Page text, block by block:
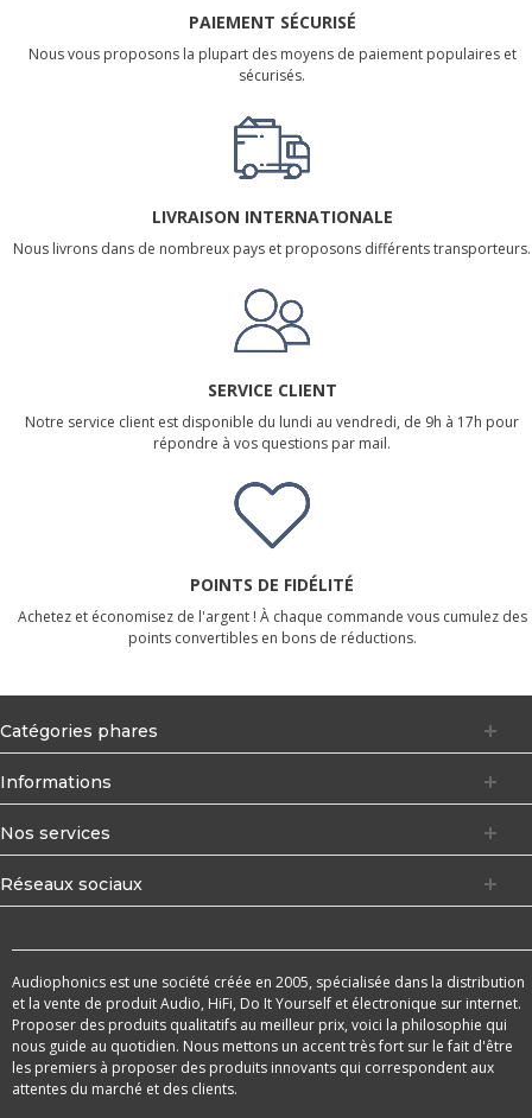
PAIEMENT SÉCURISÉ
Nous vous proposons la plupart des moyens de paiement populaires et
sécurisés.
LIVRAISON INTERNATIONALE
Nous livrons dans de nombreux pays et proposons différents transporteurs.
SERVICE CLIENT
Notre service client est disponible du lundi au vendredi, de 9h à 17h pour
répondre à vos questions par mail.
POINTS DE FIDÉLITÉ
Achetez et économisez de l'argent ! À chaque commande vous cumulez des
points convertibles en bons de réductions.
Catégories phares
Informations
Nos services
Réseaux sociaux
Audiophonics est une société créée en 2005, spécialisée dans la distribution
et la vente de produit Audio, HiFi, Do It Yourself et électronique sur internet.
Proposer des produits qualitatifs au meilleur prix, voici la philosophie qui
nous guide au quotidien. Nous mettons un accent très fort sur le fait d'être
les premiers à proposer des produits innovants qui correspondent aux
attentes du marché et des clients.